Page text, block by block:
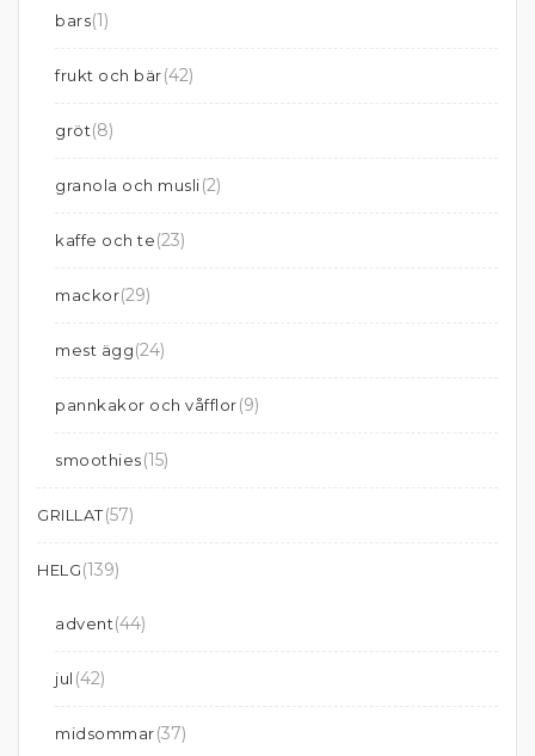
bars(1)
frukt och bär(42)
gröt(8)
granola och musli(2)
kaffe och te(23)
mackor(29)
mest ägg(24)
pannkakor och våfflor(9)
smoothies(15)
GRILLAT(57)
HELG(139)
advent(44)
jul (42)
midsommar(37)